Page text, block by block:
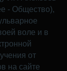
- Общество),
воле и в
от
на сайте